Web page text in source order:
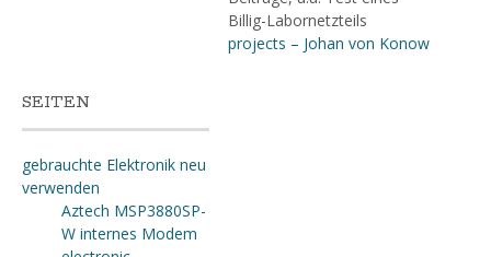
Billig-Labornetzteils
projects – Johan von Konow
SEITEN
gebrauchte Elektronik neu
verwenden
Aztech MSP3880SP-
W internes Modem